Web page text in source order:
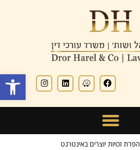
פתח
הפרת זכויות יוצרים באינטרנט